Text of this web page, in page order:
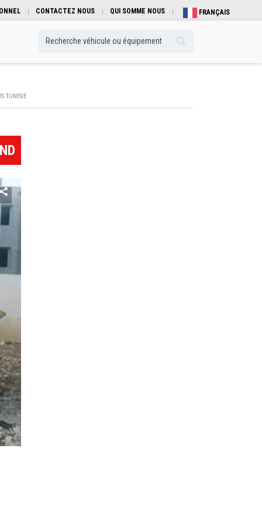
CONTACTEZ NOUS QUI SOMME NOUS FRANÇAIS
TUNISIE